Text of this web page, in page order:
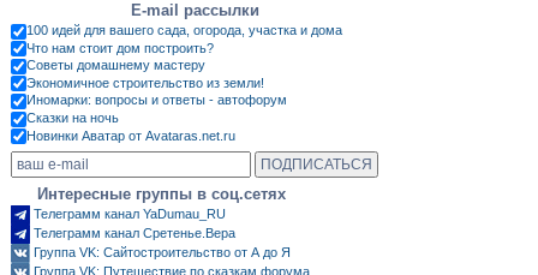
E-mail рассылки
100 идей для вашего сада, огорода, участка и дома
Что нам стоит дом построить?
Советы домашнему мастеру
Экономичное строительство из земли!
Иномарки: вопросы и ответы - автофорум
Сказки на ночь
Новинки Аватар от Avataras.net.ru
Интересные группы в соц.сетях
Телеграмм канал YaDumau_RU
Телеграмм канал Сретенье.Вера
Группа VK: Сайтостроительство от А до Я
Группа VK: Путешествие по сказкам форума